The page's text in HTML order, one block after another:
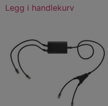
Legg i handlekurv